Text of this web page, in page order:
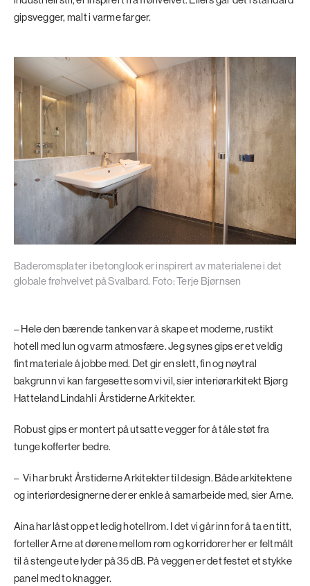
gipsvegger, malt i varme farger.
Baderomsplater i betonglook er inspirert av materialene i det
globale frøhvelvet på Svalbard. Foto: Terje Bjørnsen
– Hele den bærende tanken var å skape et moderne, rustikt
hotell med lun og varm atmosfære. Jeg synes gips er et veldig
fint materiale å jobbe med. Det gir en slett, fin og nøytral
bakgrunn vi kan fargesette som vi vil, sier interiørarkitekt Bjørg
Hatteland Lindahl i Årstiderne Arkitekter.
Robust gips er montert på utsatte vegger for å tåle støt fra
tunge kofferter bedre.
– Vi har brukt Årstiderne Arkitekter til design. Både arkitektene
og interiørdesignerne der er enkle å samarbeide med, sier Arne.
Aina har låst opp et ledig hotellrom. I det vi går inn for å ta en titt,
forteller Arne at dørene mellom rom og korridorer her er feltmålt
til å stenge ute lyder på 35 dB.­ På veggen er det festet et stykke
panel med to knagger.